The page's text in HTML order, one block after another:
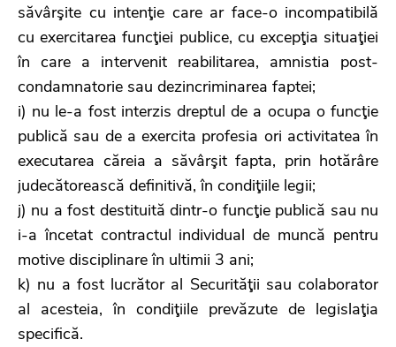
săvârşite cu intenţie care ar face-o incompatibilă
cu exercitarea funcţiei publice, cu excepţia situaţiei
în care a intervenit reabilitarea, amnistia post-
condamnatorie sau dezincriminarea faptei;
i) nu le-a fost interzis dreptul de a ocupa o funcţie
publică sau de a exercita profesia ori activitatea în
executarea căreia a săvârşit fapta, prin hotărâre
judecătorească definitivă, în condiţiile legii;
j) nu a fost destituită dintr-o funcţie publică sau nu
i-a încetat contractul individual de muncă pentru
motive disciplinare în ultimii 3 ani;
k) nu a fost lucrător al Securităţii sau colaborator
al acesteia, în condiţiile prevăzute de legislaţia
specifică.